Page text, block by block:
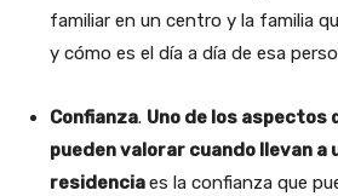
familiar en un centro y la familia
y cómo es el día a día de esa
Confianza. Uno de los aspectos
pueden valorar cuando llevan a
residenciaes la confianza que